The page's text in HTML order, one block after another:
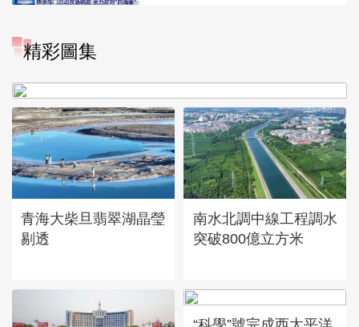
精彩圖集
“大地指紋”奏響夏夜文旅樂
青海大柴旦翡翠湖晶瑩
剔透
南水北調中線工程調水
突破800億立方米